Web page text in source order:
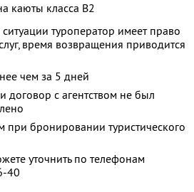
каюты класса В2
туроператор имеет право
время возвращения приводится
чем за 5 дней
договор с агентством не был
при бронировании туристического
уточнить по телефонам
40